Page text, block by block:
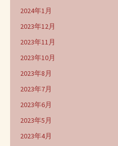
2024年1月
2023年12月
2023年11月
2023年10月
2023年8月
2023年7月
2023年6月
2023年5月
2023年4月